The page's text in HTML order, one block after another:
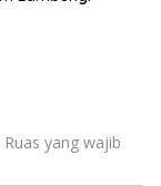
Ruas yang wajib